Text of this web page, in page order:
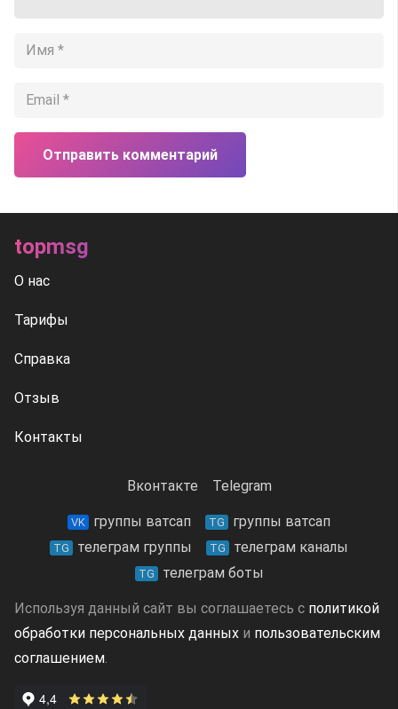
Отправить комментарий
topmsg
О нас
Тарифы
Справка
Отзыв
Контакты
Вконтакте Telegram
VK группы ватсап TG группы ватсап
TG телеграм группы TG телеграм каналы
TG телеграм боты
Используя данный сайт вы соглашаетесь с политикой
обработки персональных данных и пользовательским
соглашением.